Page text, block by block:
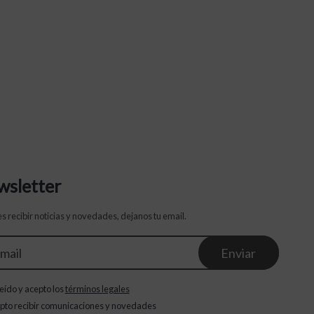
recibir noticias y novedades, dejanos tu email.
y acepto lostérminos legales
recibir comunicaciones y novedades